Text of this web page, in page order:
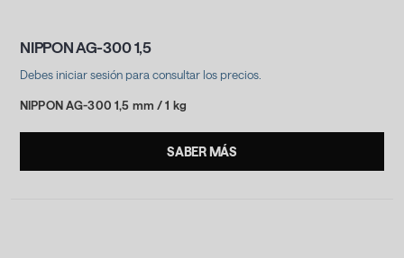
NIPPON AG-300 1,5
Debes iniciar sesión para consultar los precios.
NIPPON AG-300 1,5 mm / 1 kg
SABER MÁS